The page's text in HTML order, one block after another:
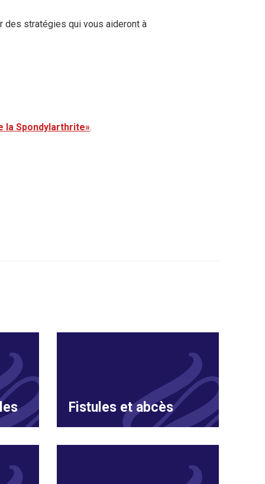
des stratégies qui vous aideront à
la Spondylarthrite».
Fistules et abcès